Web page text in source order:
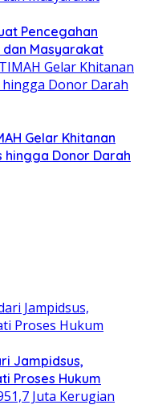
Pencegahan
Masyarakat
Gelar Khitanan
hingga Donor Darah
Jampidsus,
Proses Hukum